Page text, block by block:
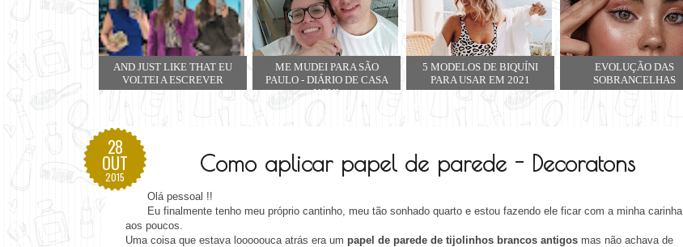
AND JUST LIKE THAT EU
VOLTEI A ESCREVER
ME MUDEI PARA SÃO
PAULO - DIÁRIO DE CASA
NOVA
5 MODELOS DE BIQUÍNI
PARA USAR EM 2021
EVOLUÇÃO DAS
SOBRANCELHAS
28
OUT
2015
Como aplicar papel de parede - Decoratons
Olá pessoal !!
Eu finalmente tenho meu próprio cantinho, meu tão sonhado quarto e estou fazendo ele ficar com a minha carinha
aos poucos.
Uma coisa que estava looooouca atrás era um papel de parede de tijolinhos brancos antigos mas não achava de